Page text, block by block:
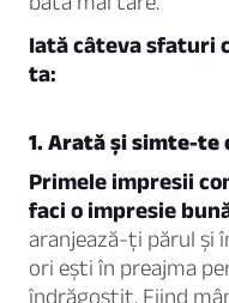
Iată câteva sfaturi
ta:
1. Arată și simte-te
Primele impresii
faci o impresie
aranjează-ți părul și
ori ești în preajma
îndrăgostit. Fiind